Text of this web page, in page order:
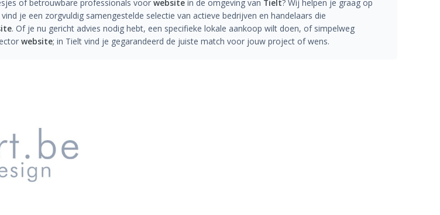
of betrouwbare professionals voorwebsite in de omgeving van Tielt? Wij helpen je graag op
je een zorgvuldig samengestelde selectie van actieve bedrijven en handelaars die
. Of je nu gericht advies nodig hebt, een specifieke lokale aankoop wilt doen, of simpelweg
website; in Tielt vind je gegarandeerd de juiste match voor jouw project of wens.